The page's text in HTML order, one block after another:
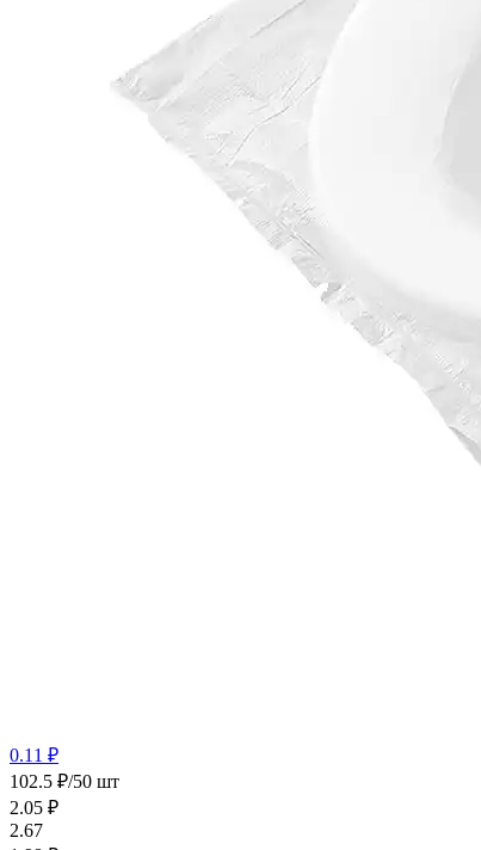
0.11 ₽
102.5 ₽/50 шт
2.05 ₽
2.67